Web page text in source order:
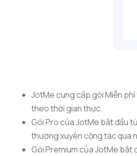
JotMe cung cấp gói Miễn
theo thời gian thực.
Gói Pro của JotMe bắt đầu
thường xuyên cộng tác qua
Gói Premium của JotMe bắt